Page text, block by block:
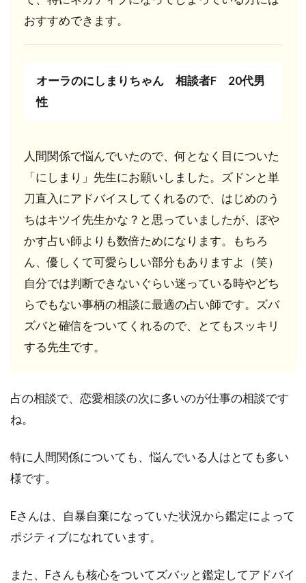
おすすめできます。
オーラのにしまりちゃん 相談者F 20代男
性
人間関係で悩んでいたので、何となく目についた
「にしまり」先生にお願いしました。ズドンと単
刀直入にアドバイスしてくれるので、はじめのう
ちはキツイ先生かな？と思っていましたが、ぼや
かす占い師よりも数倍ためになります。もちろ
ん、優しくて可愛らしい部分もありますよ（笑）
自分では判断できないぐらい迷っている時やどち
らでもない事柄の相談に最適の占い師です。ズバ
ズバと確信をついてくれるので、とてもスッキリ
する先生です。
占の相談で、恋愛相談の次に多いのが仕事の相談です
ね。
特に人間関係についても、悩んでいる人はとても多い
様です。
Eさんは、自暴自棄になっていた状況から鑑定によって
ポジティブになれています。
また、Fさんも核心をついてズバッと鑑定してアドバイ